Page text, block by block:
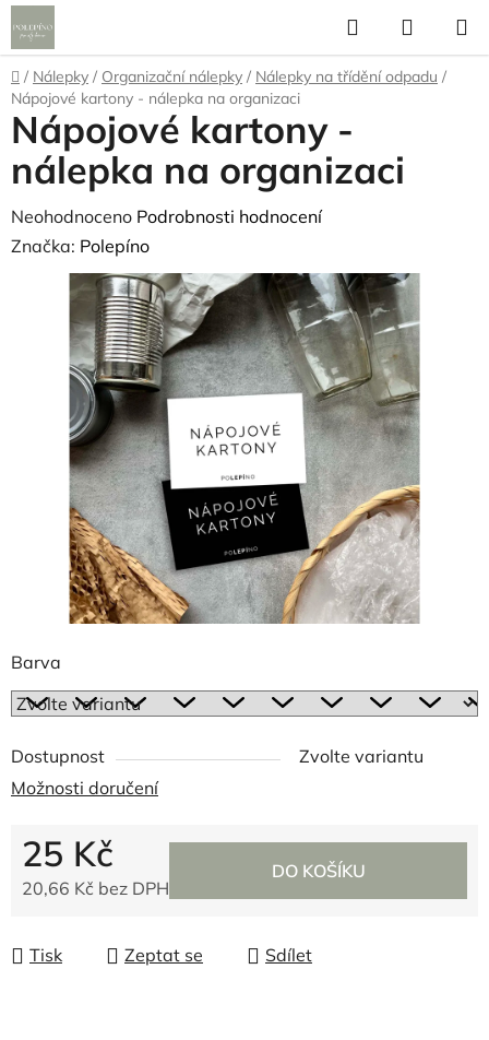
Přejít
na
obsah
Hledat
KOŠÍK
Domů
/ Nálepky / Organizační nálepky / Nálepky na třídění odpadu /
Nápojové kartony - nálepka na organizaci
Barva
Dostupnost
Zvolte variantu
Možnosti doručení
25 Kč
20,66 Kč bez DPH
DO KOŠÍKU
Tisk Zeptat se Sdílet
Nápojové kartony -
nálepka na organizaci
Průměrné
hodnocení
produktu
hvězdiček.
Neohodnoceno Podrobnosti hodnocení
Značka: Polepíno